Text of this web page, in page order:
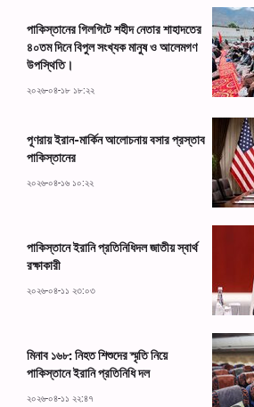
পাকিস্তানের গিলগিটে শহীদ নেতার শাহাদতের
৪০তম দিনে বিপুল সংখ্যক মানুষ ও আলেমগণ
উপস্থিতি।
২০২৬-০৪-১৮ ১৮:২২
পূণরায় ইরান-মার্কিন আলোচনায় বসার প্রস্তাব
পাকিস্তানের
২০২৬-০৪-১৬ ১০:২২
পাকিস্তানে ইরানি প্রতিনিধিদল জাতীয় স্বার্থ
রক্ষাকারী
২০২৬-০৪-১১ ২৩:০৩
মিনাব ১৬৮: নিহত শিশুদের স্মৃতি নিয়ে
পাকিস্তানে ইরানি প্রতিনিধি দল
২০২৬-০৪-১১ ২২:৪৭